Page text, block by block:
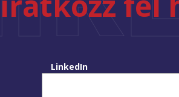
LinkedIn